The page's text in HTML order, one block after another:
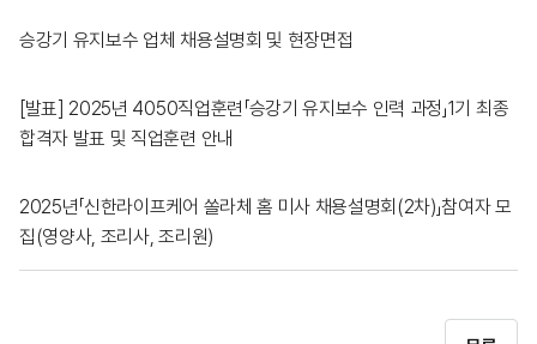
승강기 유지보수 업체 채용설명회 및 현장면접
[발표] 2025년 4050직업훈련「승강기 유지보수 인력 과정」1기 최종
합격자 발표 및 직업훈련 안내
2025년「신한라이프케어 쏠라체 홈 미사 채용설명회(2차)」참여자 모
집(영양사, 조리사, 조리원)